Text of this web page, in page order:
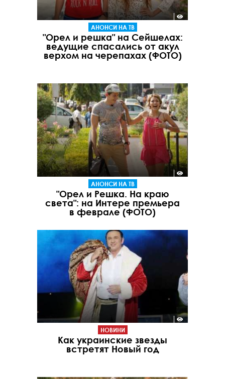
АНОНСИ НА ТВ
"Орел и решка" на Сейшелах:
ведущие спасались от акул
верхом на черепахах (ФОТО)
АНОНСИ НА ТВ
"Орел и Решка. На краю
света": на Интере премьера
в феврале (ФОТО)
НОВИНИ
Как украинские звезды
встретят Новый год